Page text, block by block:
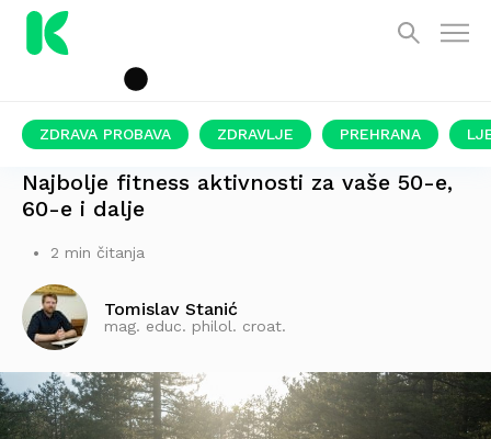
ZDRAVA PROBAVA ZDRAVLJE PREHRANA
Najbolje fitness aktivnosti za vaše 50-e,
60-e i dalje
2 min čitanja
Tomislav Stanić
mag. educ. philol. croat.